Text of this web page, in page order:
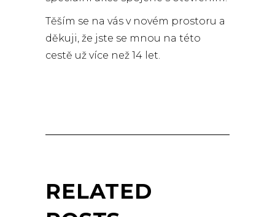
Těším se na vás v novém prostoru a
děkuji, že jste se mnou na této
cestě už více než 14 let.
RELATED